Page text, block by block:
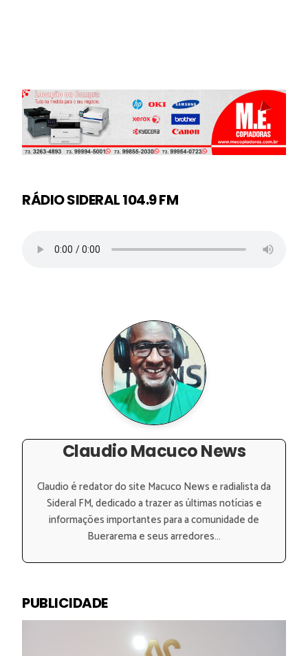
RÁDIO SIDERAL 104.9 FM
Claudio Macuco News
Claudio é redator do site Macuco News e radialista da
Sideral FM, dedicado a trazer as últimas notícias e
informações importantes para a comunidade de
Buerarema e seus arredores...
PUBLICIDADE